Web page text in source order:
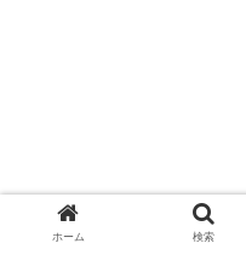
ホーム 検索